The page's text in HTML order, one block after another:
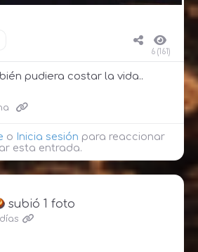
6 (161)
pudiera costar la vida..
o Inicia sesión para reaccionar
esta entrada.
subió 1 foto